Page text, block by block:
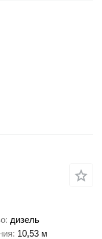
дизель
10,53 м